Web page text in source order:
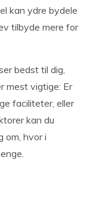
kan ydre bydele
tilbyde mere for
bedst til dig,
mest vigtige: Er
faciliteter, eller
kan du
om, hvor i